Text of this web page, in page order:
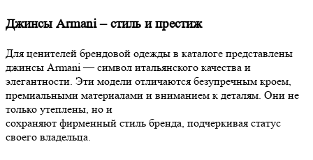
Джинсы Armani – стиль и престиж
Для ценителей брендовой одежды в каталоге представлены
джинсы Armani — символ итальянского качества и
элегантности. Эти модели отличаются безупречным кроем,
премиальными материалами и вниманием к деталям. Они не
только утеплены, но и
сохраняют фирменный стиль бренда, подчеркивая статус
своего владельца.